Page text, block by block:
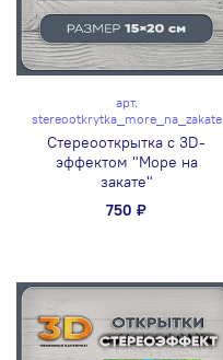
арт.
stereootkrytka_more_na_zakate
Стереооткрытка с 3D-
эффектом "Море на
закате"
750 ₽